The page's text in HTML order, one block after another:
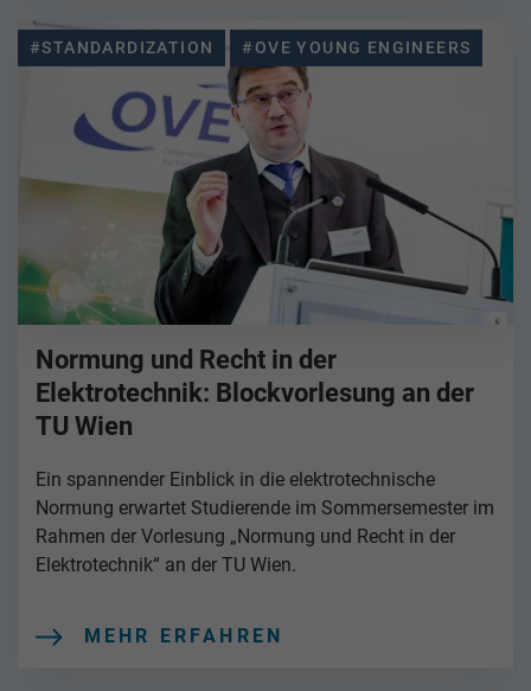
#STANDARDIZATION #OVE YOUNG ENGINEERS
Normung und Recht in der
Elektrotechnik: Blockvorlesung an der
TU Wien
Ein spannender Einblick in die elektrotechnische
Normung erwartet Studierende im Sommersemester im
Rahmen der Vorlesung „Normung und Recht in der
Elektrotechnik“ an der TU Wien.
MEHR ERFAHREN